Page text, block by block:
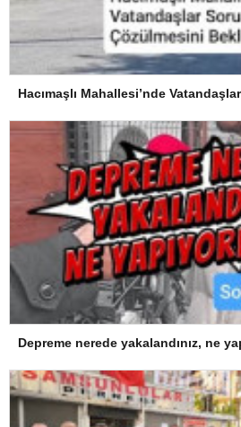
Depreme nerede yakalandınız, ne